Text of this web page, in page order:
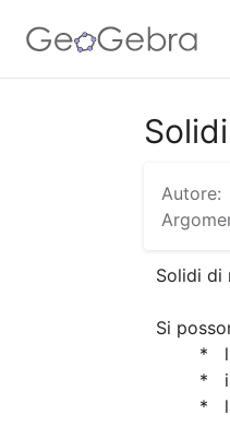
Autore:
Solidi di
Si